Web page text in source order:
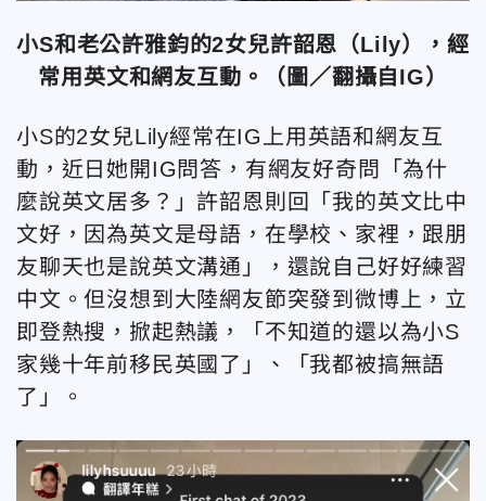
小S和老公許雅鈞的2女兒許韶恩（Lily），經
常用英文和網友互動。（圖／翻攝自IG）
小S的2女兒Lily經常在IG上用英語和網友互
動，近日她開IG問答，有網友好奇問「為什
麼說英文居多？」許韶恩則回「我的英文比中
文好，因為英文是母語，在學校、家裡，跟朋
友聊天也是說英文溝通」，還說自己好好練習
中文。但沒想到大陸網友節突發到微博上，立
即登熱搜，掀起熱議，「不知道的還以為小S
家幾十年前移民英國了」、「我都被搞無語
了」。